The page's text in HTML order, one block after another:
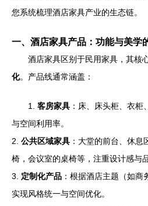
您系统梳理酒店家具产业的生态链。
一、酒店家具产品：功能与美学
酒店家具区别于民用家具，其核
化。产品线通常涵盖：
1. 客房家具 ：床、床头柜、衣
与空间利用率。
2. 公共区域家具 ：大堂的前台、休
椅，会议室的桌椅等，注重设计感与
3. 定制化产品 ：根据酒店主题（如商
实现风格统一与空间优化。